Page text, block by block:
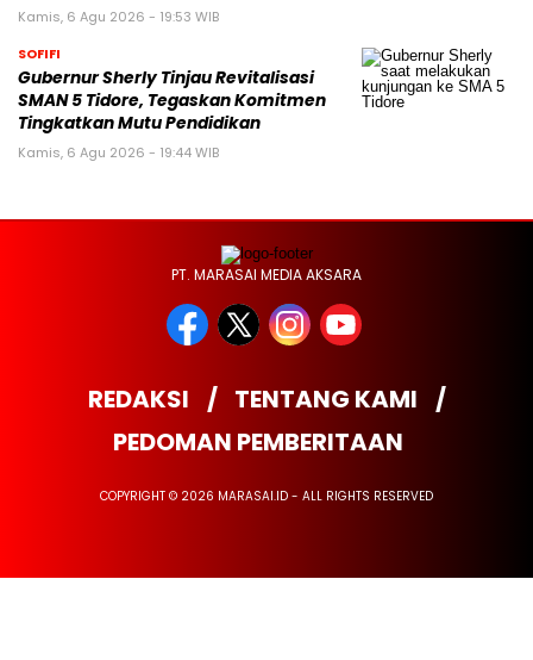
Kamis, 6 Agu 2026 - 19:53 WIB
SOFIFI
Gubernur Sherly Tinjau Revitalisasi
SMAN 5 Tidore, Tegaskan Komitmen
Tingkatkan Mutu Pendidikan
Kamis, 6 Agu 2026 - 19:44 WIB
PT. MARASAI MEDIA AKSARA
REDAKSI
TENTANG KAMI
PEDOMAN PEMBERITAAN
COPYRIGHT © 2026 MARASAI.ID - ALL RIGHTS RESERVED